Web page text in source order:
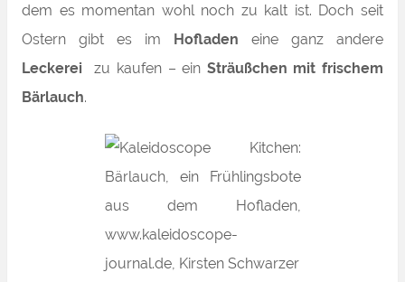
dem es momentan wohl noch zu kalt ist. Doch seit
Ostern gibt es im Hofladen eine ganz andere
Leckerei zu kaufen – ein Sträußchen mit frischem
Bärlauch.